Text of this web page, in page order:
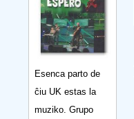
Esenca parto de
ĉiu UK estas la
muziko. Grupo